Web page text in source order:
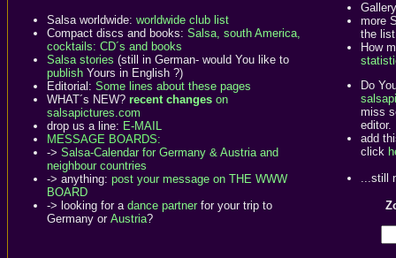
Salsa worldwide: worldwide club list
Compact discs and books: Salsa, south America,
cocktails: CD´s and books
Salsa stories (still in German- would You like to
publish Yours in English ?)
Editorial: Some lines about these pages
WHAT´s NEW? recent changes on
salsapictures.com
drop us a line: E-MAIL
MESSAGE BOARDS:
-> Salsa-Calendar for Germany & Austria and
neighbour countries
-> anything: post your message on THE WWW
BOARD
-> looking for a dance partnerfor your trip to
Germany or Austria?
more
the
How
Do
miss
editor.
add
click
...still